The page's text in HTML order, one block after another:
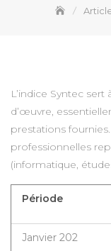
L’indice Syntec
d’œuvre,
prestations
professionnelles
(informatique,
Période
Janvier 202